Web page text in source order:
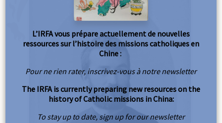
L’IRFA vous prépare actuellement de nouvelles
ressources sur l’histoire des missions catholiques en
Chine :
Pour ne rien rater, inscrivez-vous à notre newsletter
The IRFA is currently preparing new resources on the
history of Catholic missions in China:
To stay up to date, sign up for our newsletter